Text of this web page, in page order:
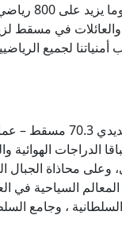
عمان -
في مسقط
لجميع
الدراجات الهوائية
محاذاة الجبال
السياحية في
، وجامع